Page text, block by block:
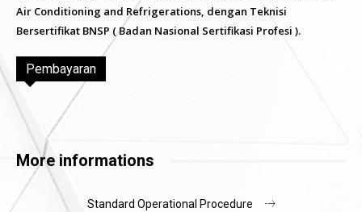
Air Conditioning and Refrigerations, dengan Teknisi
Bersertifikat BNSP ( Badan Nasional Sertifikasi Profesi ).
Pembayaran
More informations
Standard Operational Procedure